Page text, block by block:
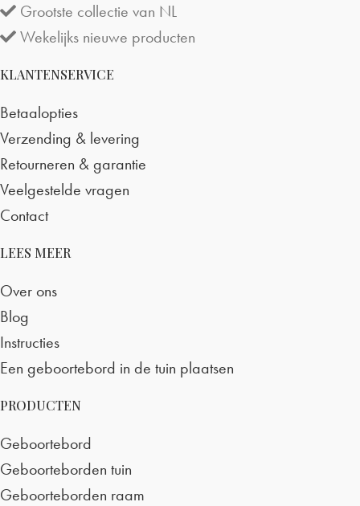
Grootste collectie van NL
Wekelijks nieuwe producten
KLANTENSERVICE
Betaalopties
Verzending & levering
Retourneren & garantie
Veelgestelde vragen
Contact
LEES MEER
Over ons
Blog
Instructies
Een geboortebord in de tuin plaatsen
PRODUCTEN
Geboortebord
Geboorteborden tuin
Geboorteborden raam